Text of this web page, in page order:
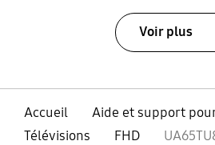
Voir plus
Accueil
Aide et support
Télévisions
FHD